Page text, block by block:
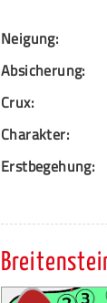
Neigung:
Absicherung:
Crux:
Charakter:
Erstbegehung: